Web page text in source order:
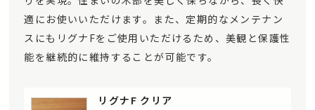
適にお使いいただけます。また、定期的なメンテナン
スにもリグナFをご使用いただけるため、美観と保護性
能を継続的に維持することが可能です。
リグナF クリア